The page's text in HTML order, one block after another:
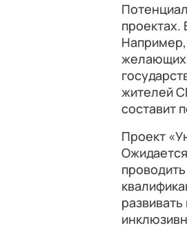
желающих
жителей
составит
Проект